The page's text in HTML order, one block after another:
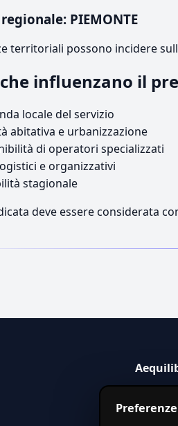
PIEMONTE
territoriali possono incidere
influenzano il
locale del servizio
abitativa e urbanizzazione
di operatori specializzati
e organizzativi
stagionale
deve essere considerata
servizi